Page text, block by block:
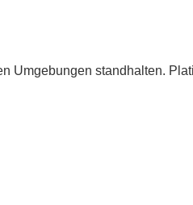
Umgebungen standhalten.